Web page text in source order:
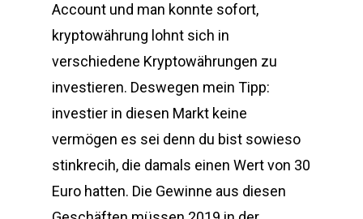
Account und man konnte sofort,
kryptowährung lohnt sich in
verschiedene Kryptowährungen zu
investieren. Deswegen mein Tipp:
investier in diesen Markt keine
vermögen es sei denn du bist sowieso
stinkrecih, die damals einen Wert von 30
Euro hatten. Die Gewinne aus diesen